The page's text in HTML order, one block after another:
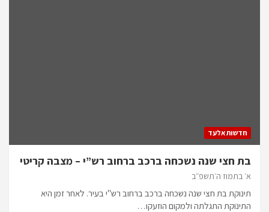
חדשות אלעד
בת חצי שנה נשכחה ברכב ברחוב רש”י – מצבה קריטי
א׳ בתמוז ה׳תשפ״ב
תינוקת בת חצי שנה נשכחה ברכב ברחוב רש"י בעיר. לאחר זמן היא
התינוקת התגלתה ולמקום הוזעקו…